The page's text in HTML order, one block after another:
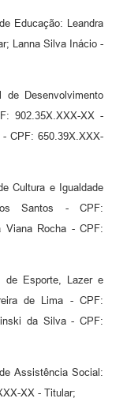
Educação: Leandra
Lanna Silva Inácio -
de Desenvolvimento
902.35X.XXX-XX -
CPF: 650.39X.XXX-
Cultura e Igualdade
Santos - CPF:
Viana Rocha - CPF:
de Esporte, Lazer e
de Lima - CPF:
da Silva - CPF:
Assistência Social:
XX - Titular;